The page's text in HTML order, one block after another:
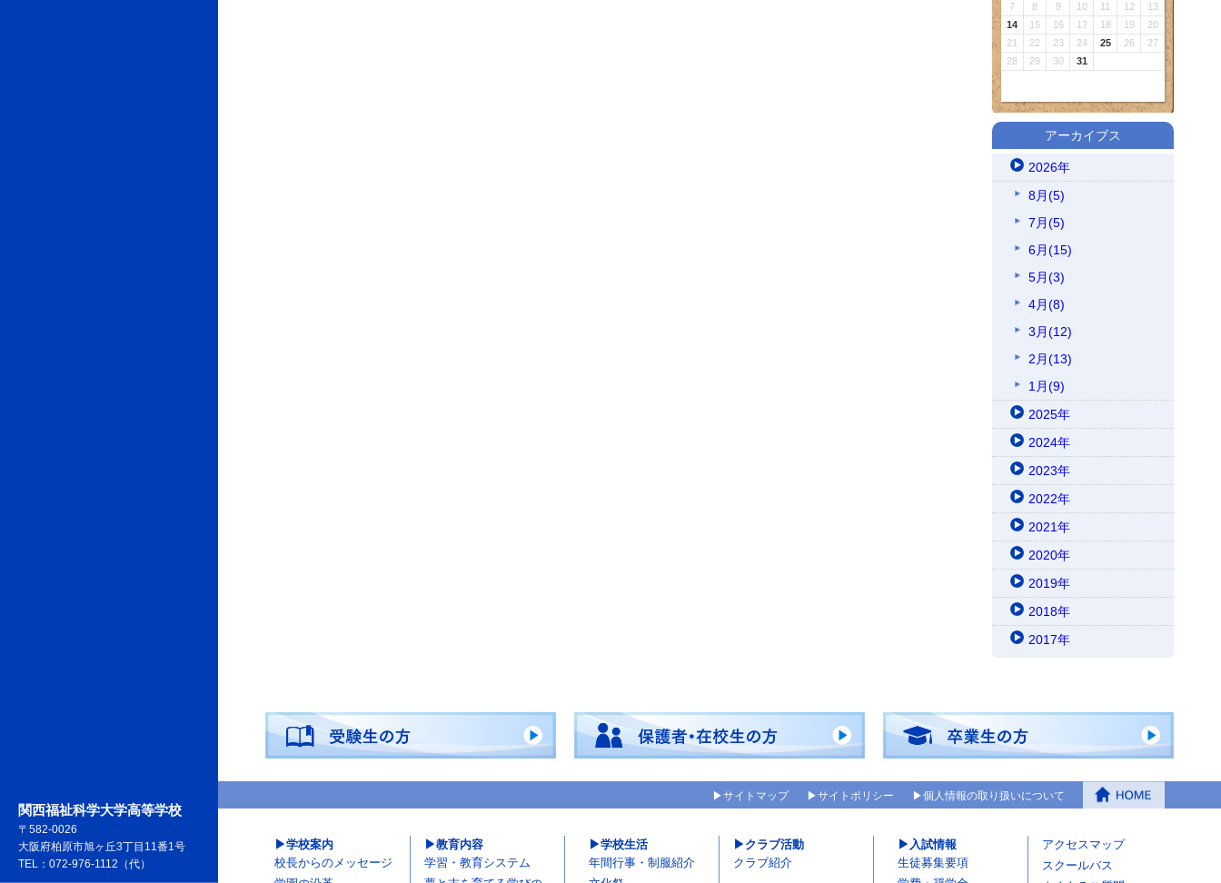
7
8 9 10 11 12
13
14
15 16 17 18 19
20
21
22 23 24 25 26
27
28
29 30 31
アーカイブス
2026年
8月(5)
7月(5)
6月(15)
5月(3)
4月(8)
3月(12)
2月(13)
1月(9)
2025年
2024年
2023年
2022年
2021年
2020年
2019年
2018年
2017年
関西福祉科学大学高等学校
〒582-0026
大阪府柏原市旭ヶ丘3丁目11番1号
TEL：072-976-1112（代）
サイトマップ サイトポリシー 個人情報の取り扱いについて
学校案内
校長からのメッセージ
教育内容
学習・教育システム
学校生活
年間行事・制服紹介
クラブ活動
クラブ紹介
入試情報
生徒募集要項
アクセスマップ
スクールバス